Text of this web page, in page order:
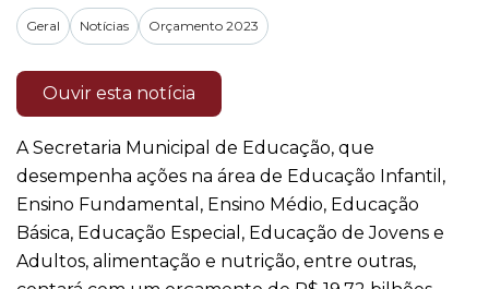
Geral Notícias Orçamento 2023
Ouvir esta notícia
A Secretaria Municipal de Educação, que
desempenha ações na área de Educação Infantil,
Ensino Fundamental, Ensino Médio, Educação
Básica, Educação Especial, Educação de Jovens e
Adultos, alimentação e nutrição, entre outras,